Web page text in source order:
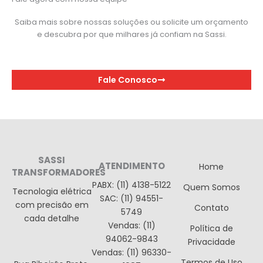
Saiba mais sobre nossas soluções ou solicite um orçamento
e descubra por que milhares já confiam na Sassi.
Fale Conosco
SASSI
TRANSFORMADORES
Tecnologia elétrica
com precisão em
cada detalhe
ATENDIMENTO
PABX: (11) 4138-5122
SAC: (11) 94551-
5749
Vendas: (11)
94062-9843
Vendas: (11) 96330-
Home
Quem Somos
Contato
Política de
Privacidade